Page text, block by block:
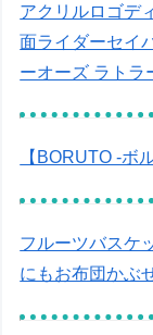
アクリルロゴデ
面ライダーセイ
ーオーズ ラトラ
【BORUTO -ボ
フルーツバスケ
にもお布団かぶ